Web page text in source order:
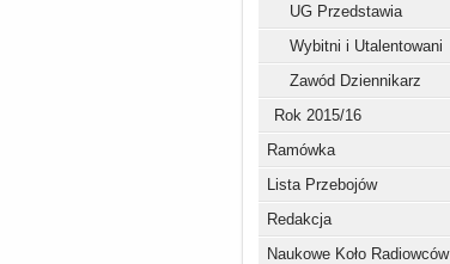
UG Przedstawia
Wybitni i Utalentowani
Zawód Dziennikarz
Rok 2015/16
Ramówka
Lista Przebojów
Redakcja
Naukowe Koło Radiowców